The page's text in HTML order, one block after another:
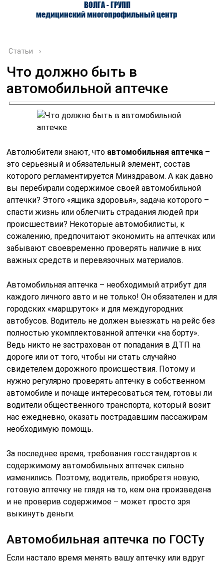
ВОЛГА - ГРУПП
медицинский многопрофильный центр
О ЦЕНТРЕ ВРАЧИ
Статьи ›
Что должно быть в
автомобильной аптечке
Автолюбители знают, что автомобильная аптечка –
это серьезный и обязательный элемент, состав
которого регламентируется Минздравом. А как давно
вы перебирали содержимое своей автомобильной
аптечки? Этого «ящика здоровья», задача которого –
спасти жизнь или облегчить страдания людей при
происшествии? Некоторые автомобилисты, к
сожалению, предпочитают экономить на аптечках или
забывают своевременно проверять наличие в них
важных средств и перевязочных материалов.
Автомобильная аптечка – необходимый атрибут для
каждого личного авто и не только! Он обязателен и для
городских «маршруток» и для междугородних
автобусов. Водитель не должен выезжать на рейс без
полностью укомплектованной аптечки «на борту».
Ведь никто не застрахован от попадания в ДТП на
дороге или от того, чтобы ни стать случайно
свидетелем дорожного происшествия. Потому и
нужно регулярно проверять аптечку в собственном
автомобиле и почаще интересоваться тем, готовы ли
водители общественного транспорта, который возит
нас ежедневно, оказать пострадавшим пассажирам
необходимую помощь.
За последнее время, требования госстандартов к
содержимому автомобильных аптечек сильно
изменились. Поэтому, водитель, приобретя новую,
готовую аптечку не глядя на то, кем она произведена
и не проверив содержимое – может просто зря
выкинуть деньги.
Автомобильная аптечка по ГОСТу
Если настало время менять вашу аптечку или вдруг